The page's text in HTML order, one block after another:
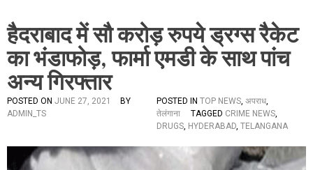
हैदराबाद में सौ करोड़ रुपये ड्रग्स रैकेट
का भंडाफोड़, फार्मा एमडी के साथ पांच
अन्य गिरफ्तार
POSTED ON JUNE 27, 2021
BY
ADMIN_TS
POSTED IN TOP NEWS, अपराध,
तेलंगाना
TAGGED CRIME NEWS,
DRUGS, HYDERABAD, TELANGANA